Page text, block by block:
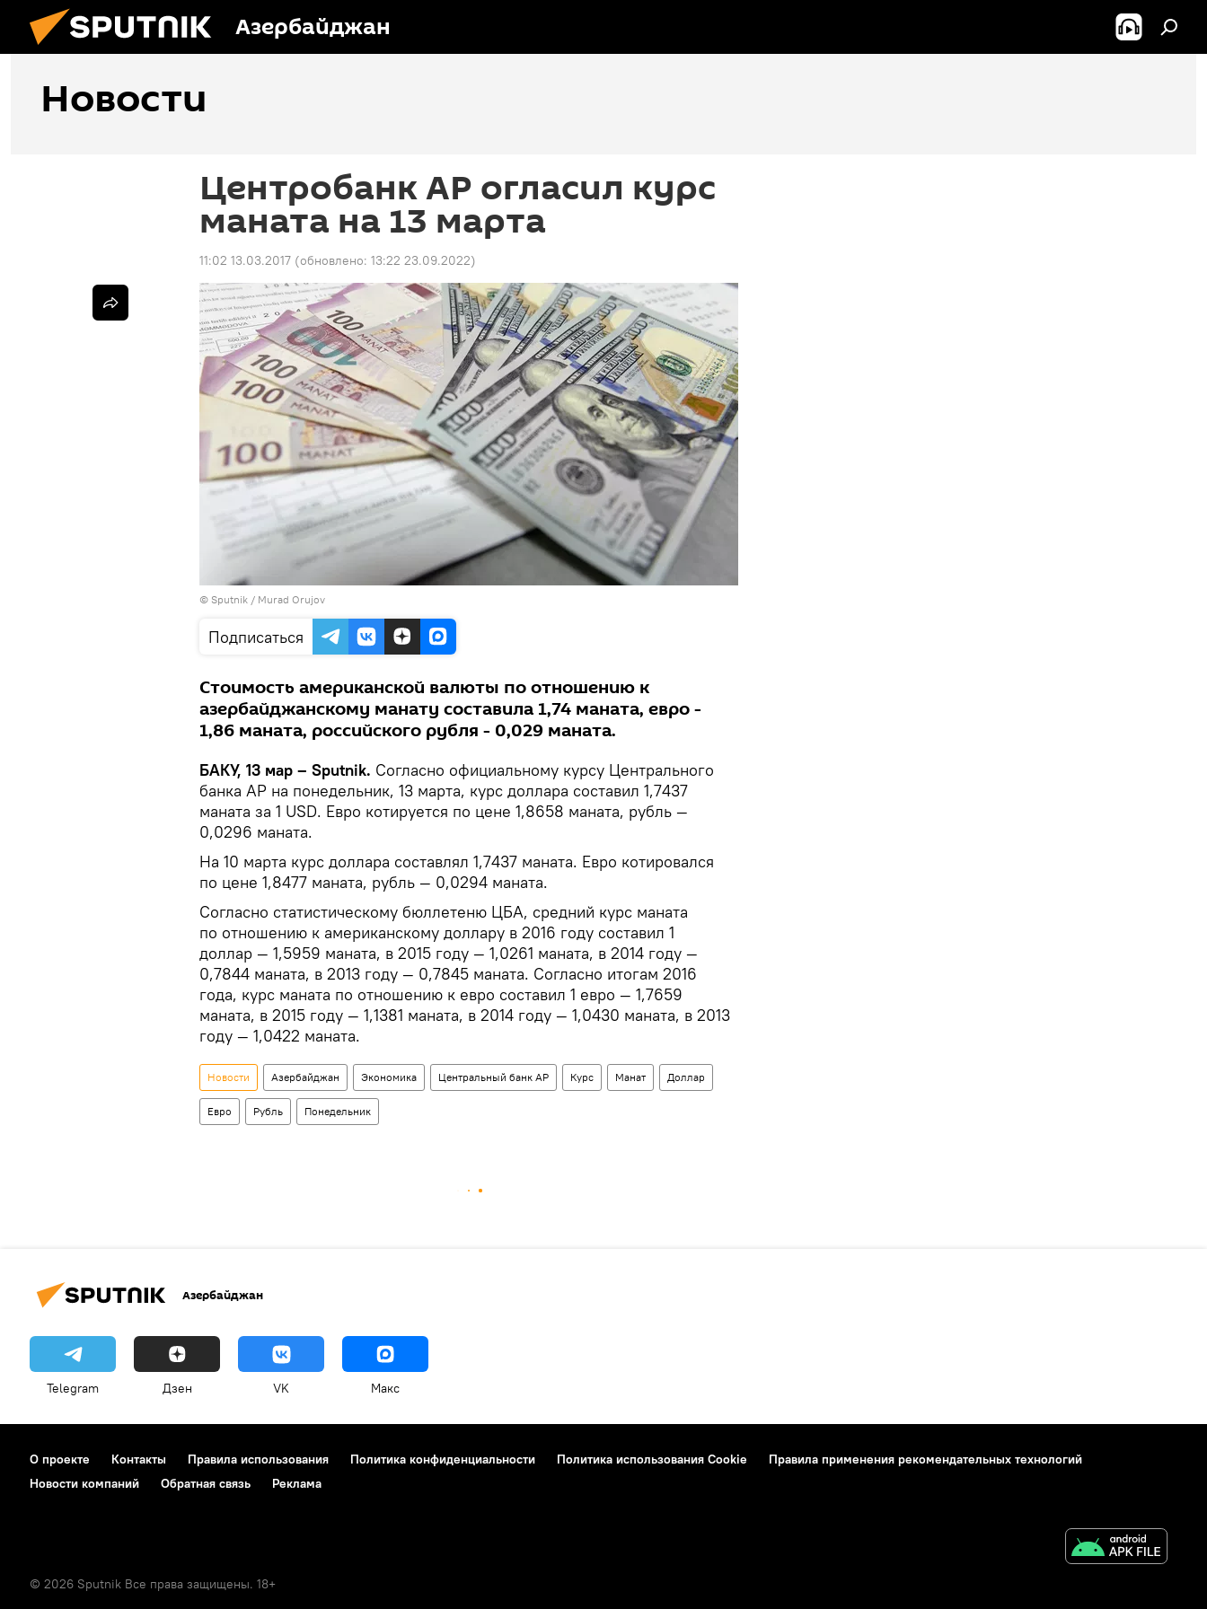
Азербайджан
Новости
Центробанк АР огласил курс
маната на 13 марта
11:02 13.03.2017 (обновлено: 13:22 23.09.2022)
© Sputnik / Murad Orujov
Подписаться
Стоимость американской валюты по отношению к
азербайджанскому манату составила 1,74 маната, евро -
1,86 маната, российского рубля - 0,029 маната.
БАКУ, 13 мар – Sputnik. Согласно официальному курсу Центрального
банка АР на понедельник, 13 марта, курс доллара составил 1,7437
маната за 1 USD. Евро котируется по цене 1,8658 маната, рубль —
0,0296 маната.
На 10 марта курс доллара составлял 1,7437 маната. Евро котировался
по цене 1,8477 маната, рубль — 0,0294 маната.
Согласно статистическому бюллетеню ЦБА, средний курс маната
по отношению к американскому доллару в 2016 году составил 1
доллар — 1,5959 маната, в 2015 году — 1,0261 маната, в 2014 году —
0,7844 маната, в 2013 году — 0,7845 маната. Согласно итогам 2016
года, курс маната по отношению к евро составил 1 евро — 1,7659
маната, в 2015 году — 1,1381 маната, в 2014 году — 1,0430 маната, в 2013
году — 1,0422 маната.
Новости Азербайджан Экономика Центральный банк АР Курс Манат Доллар
Евро Рубль Понедельник
Азербайджан
Telegram Дзен VK Макс
О проекте Контакты Правила использования Политика конфиденциальности Политика использования Cookie
Правила применения рекомендательных технологий
Новости компаний
Обратная связь Реклама
© 2026 Sputnik Все права защищены. 18+